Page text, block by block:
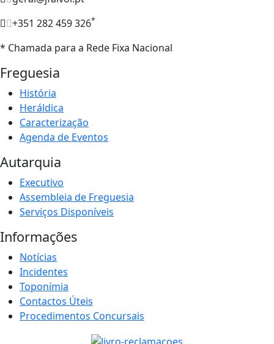
+351 282 459 326*
* Chamada para a Rede Fixa Nacional
Freguesia
História
Heráldica
Caracterização
Agenda de Eventos
Autarquia
Executivo
Assembleia de Freguesia
Serviços Disponíveis
Informações
Notícias
Incidentes
Toponímia
Contactos Úteis
Procedimentos Concursais